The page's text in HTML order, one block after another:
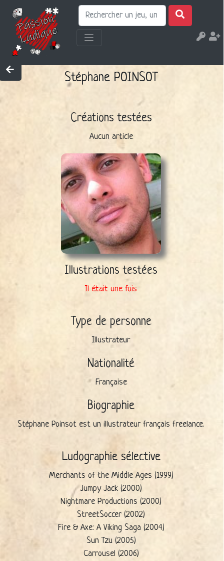
Stéphane POINSOT
Créations testées
Aucun article
Illustrations testées
Il était une fois
Type de personne
Illustrateur
Nationalité
Française
Biographie
Stéphane Poinsot est un illustrateur français freelance.
Ludographie sélective
Merchants of the Middle Ages (1999)
Jumpy Jack (2000)
Nightmare Productions (2000)
StreetSoccer (2002)
Fire & Axe: A Viking Saga (2004)
Sun Tzu (2005)
Carrousel (2006)